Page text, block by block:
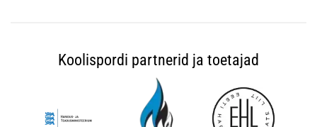
Koolispordi partnerid ja toetajad